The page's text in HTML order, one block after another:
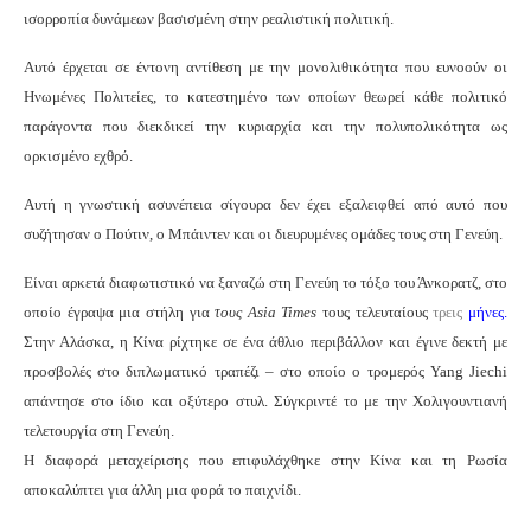
ισορροπία δυνάμεων βασισμένη στην ρεαλιστική πολιτική.
Αυτό έρχεται σε έντονη αντίθεση με την μονολιθικότητα που ευνοούν οι
Ηνωμένες Πολιτείες, το κατεστημένο των οποίων θεωρεί κάθε πολιτικό
παράγοντα που διεκδικεί την κυριαρχία και την πολυπολικότητα ως
ορκισμένο εχθρό.
Αυτή η γνωστική ασυνέπεια σίγουρα δεν έχει εξαλειφθεί από αυτό που
συζήτησαν ο Πούτιν, ο Μπάιντεν και οι διευρυμένες ομάδες τους στη Γενεύη.
Είναι αρκετά διαφωτιστικό να ξαναζώ στη Γενεύη το τόξο του Άνκορατζ, στο
οποίο έγραψα μια στήλη γιατους Asia Times τους τελευταίουςτρεις μήνες.
Στην Αλάσκα, η Κίνα ρίχτηκε σε ένα άθλιο περιβάλλον και έγινε δεκτή με
προσβολές στο διπλωματικό τραπέζι – στο οποίο ο τρομερός Yang Jiechi
απάντησε στο ίδιο και οξύτερο στυλ. Σύγκριντέ το με την Χολιγουντιανή
τελετουργία στη Γενεύη.
Η διαφορά μεταχείρισης που επιφυλάχθηκε στην Κίνα και τη Ρωσία
αποκαλύπτει για άλλη μια φορά το παιχνίδι.